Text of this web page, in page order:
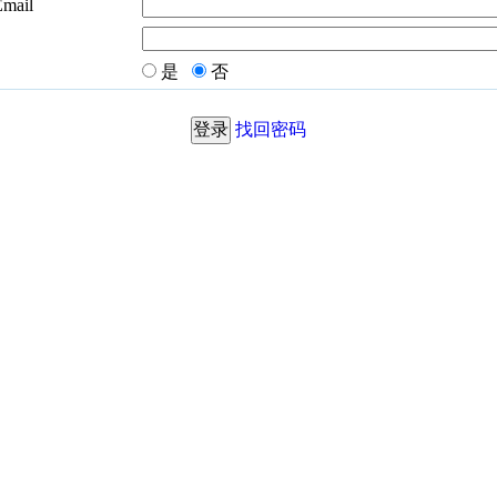
是 否
找回密码